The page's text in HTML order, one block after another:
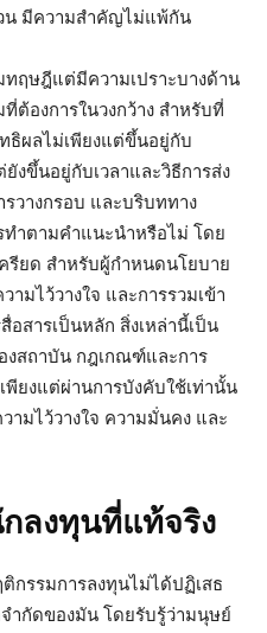
น มีความสำคัญไม่แพ้กัน
ฤษฎีแต่มีความเปราะบางด้าน
ต้องการในวงกว้าง สำหรับที่
ธิผลไม่เพียงแต่ขึ้นอยู่กับ
ขึ้นอยู่กับเวลาและวิธีการส่ง
วางกรอบ และบริบททาง
ำตามคำแนะนำหรือไม่ โดย
รียด สำหรับผู้กำหนดนโยบาย
มไว้วางใจ และการรวมเข้า
สารเป็นหลัก สิ่งเหล่านี้เป็น
สถาบัน กฎเกณฑ์และการ
ยงแต่ผ่านการบังคับใช้เท่านั้น
มไว้วางใจ ความมั่นคง และ
ลงทุนที่แท้จริง
กรรมการลงทุนไม่ได้ปฏิเสธ
ำกัดของมัน โดยรับรู้ว่ามนุษย์